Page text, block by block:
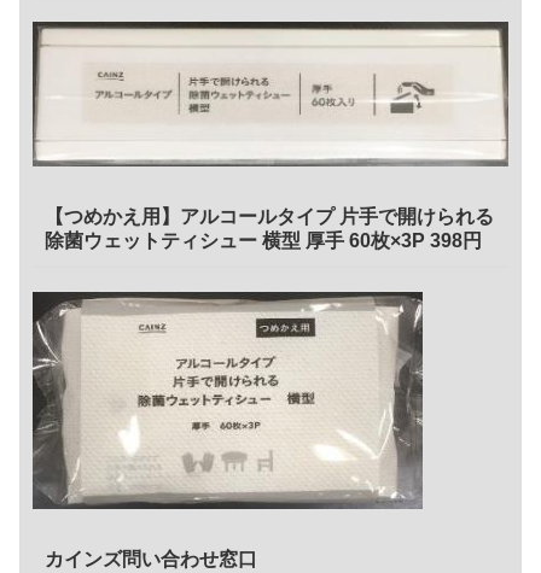
【つめかえ用】アルコールタイプ 片手で開けられる
除菌ウェットティシュー 横型 厚手 60枚×3P 398円
カインズ問い合わせ窓口